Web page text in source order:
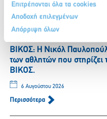
Επιτρέπονται όλα τα cookies
Αποδοχή επιλεγμένων
Απόρριψη όλων
Περισσότερα
ΒΙΚΟΣ: Η Νικόλ
των αθλητών που στηρίζει
ΒΙΚΟΣ.
6 Αυγούστου 2026
Περισσότερα